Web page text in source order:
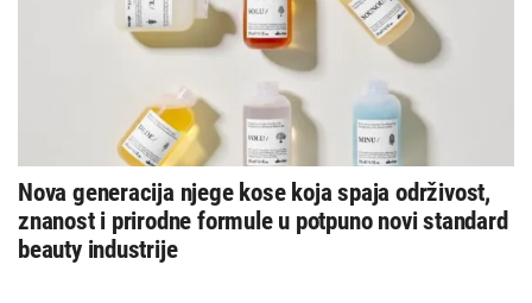
Nova generacija njege kose koja spaja održivost,
znanost i prirodne formule u potpuno novi standard
beauty industrije